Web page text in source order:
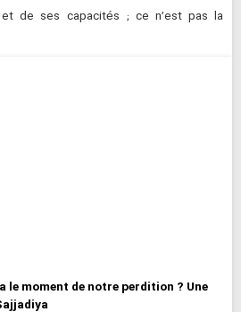
de ses capacités ; ce n’est pas la
le moment de notre perdition ? Une